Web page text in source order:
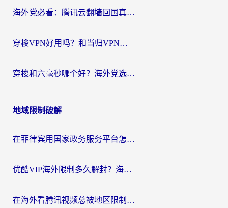
海外党必看：腾讯云翻墙回国真的好用吗？+ 3步选对回国加速器指南
穿梭VPN好用吗？和当归VPN对比哪个回国效果更好？海外党亲测实用指南
穿梭和六毫秒哪个好？海外党选回国加速器的避坑指南，附番茄加速器实测
地域限制破解
在菲律宾用国家政务服务平台怎么把定位修改到中国国内？3步解决+海外看剧听歌全攻略
优酷VIP海外限制多久解封？海外党必看的跨区难题一站式解决指南
在海外看腾讯视频总被地区限制？选对回国加速器，还能解决泰国政务网和蜻蜓FM卡顿问题